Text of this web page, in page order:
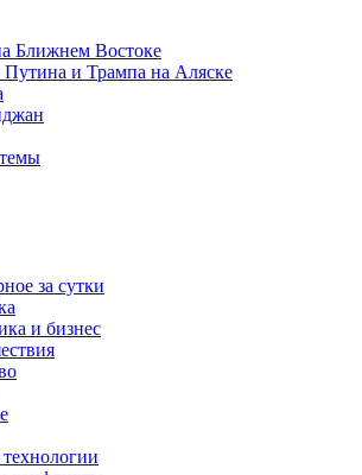
Ближнем Востоке
Путина и Трампа на Аляске
за сутки
и бизнес